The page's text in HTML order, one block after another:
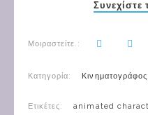
Μοιραστείτε.:
Κατηγορία: Κινηματογράφος
Ετικέτες: animated